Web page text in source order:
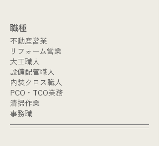
​職種
不動産営業
リフォーム営業
大工職人
設備配管職人
内装クロス職人
PCO・TCO業務
清掃作業
​事務職